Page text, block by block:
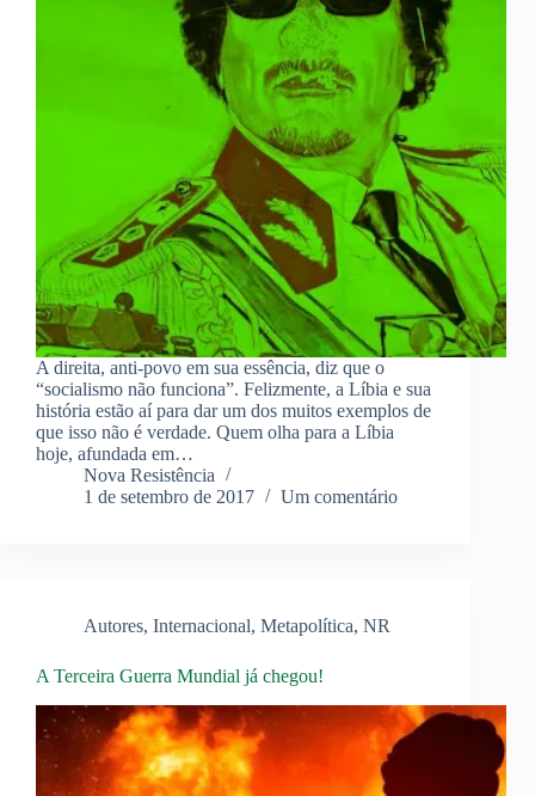
A direita, anti-povo em sua essência, diz que o
“socialismo não funciona”. Felizmente, a Líbia e sua
história estão aí para dar um dos muitos exemplos de
que isso não é verdade. Quem olha para a Líbia
hoje, afundada em…
Nova Resistência
1 de setembro de 2017
Um comentário
Autores, Internacional, Metapolítica, NR
A Terceira Guerra Mundial já chegou!